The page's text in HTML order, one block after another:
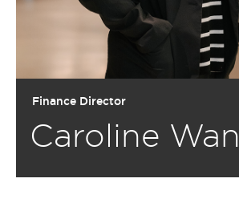
Finance Director
Caroline Wan